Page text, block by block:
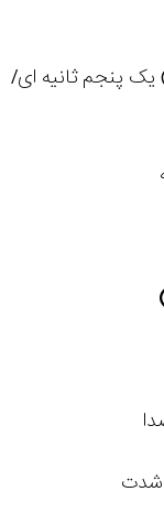
یک پنجم ثانیه ای/